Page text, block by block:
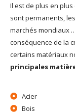
Il est de plus en
sont permanents,
marchés mondiaux
conséquence de la
certains matériaux
principales
Acier
Bois